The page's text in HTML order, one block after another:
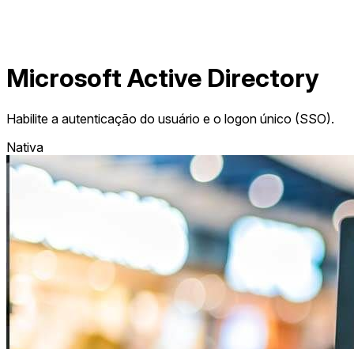
Microsoft Active Directory
Habilite a autenticação do usuário e o logon único (SSO).
Nativa